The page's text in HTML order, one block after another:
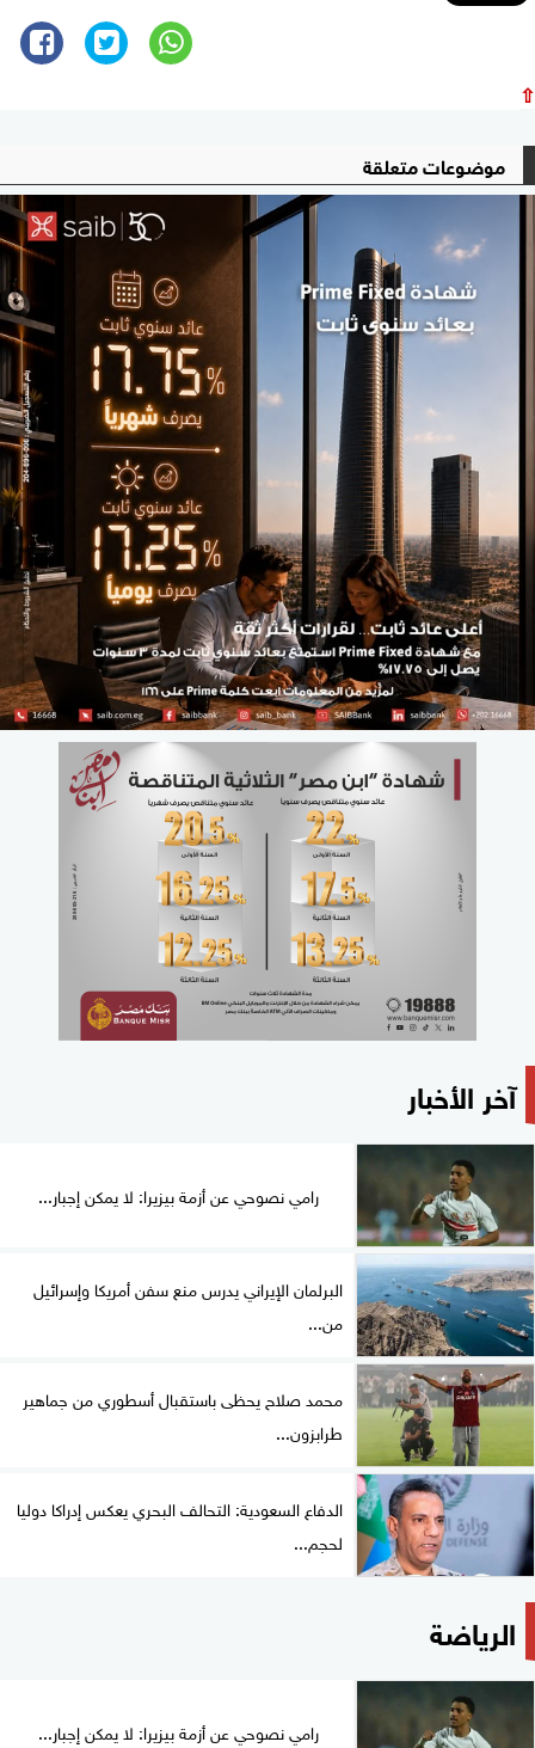
⇧
موضوعات متعلقة
آخر الأخبار
رامي نصوحي عن أزمة بيزيرا: لا يمكن إجبار...
البرلمان الإيراني يدرس منع سفن أمريكا وإسرائيل
من...
محمد صلاح يحظى باستقبال أسطوري من جماهير
طرابزون...
الدفاع السعودية: التحالف البحري يعكس إدراكا دوليا
لحجم...
الرياضة
رامي نصوحي عن أزمة بيزيرا: لا يمكن إجبار...